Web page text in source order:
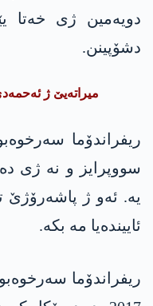
دویەمین ژی خەتا
دشۆپینن.
میراتەیێ ژ
ریفراندۆما
سووپرایز و نە ژی
یە. ئەو ژ
ئاییندەیا مە بکە.